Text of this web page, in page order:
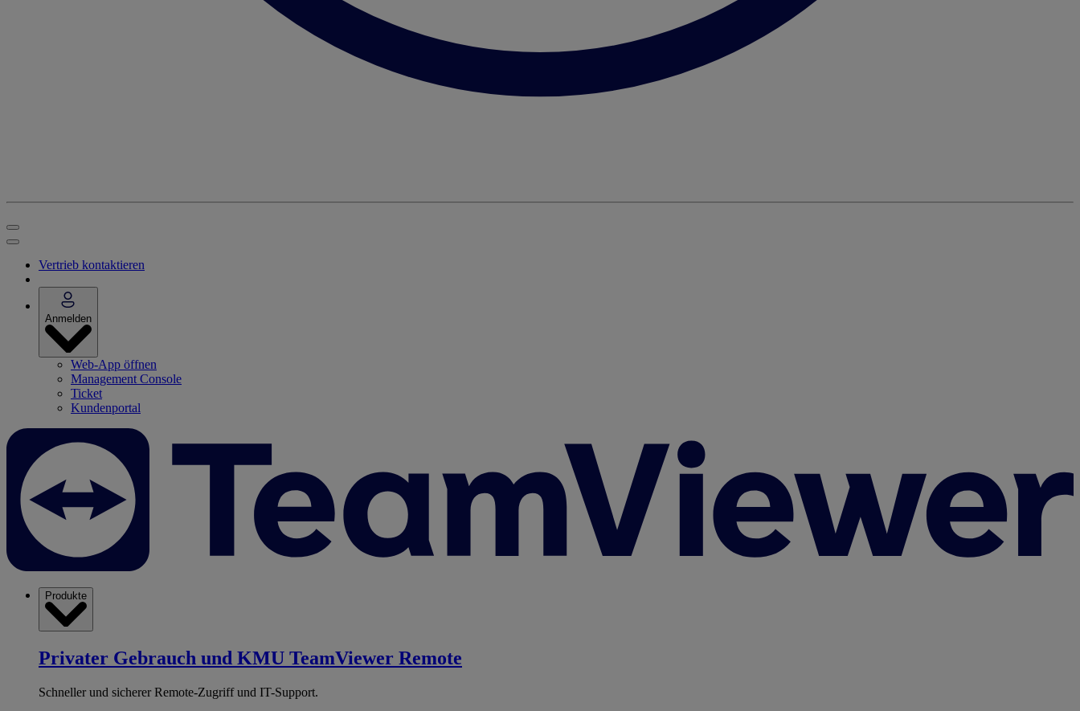
Vertrieb kontaktieren
Anmelden
Web-App öffnen
Management Console
Ticket
Kundenportal
Produkte
Privater Gebrauch und KMU TeamViewer Remote
Schneller und sicherer Remote-Zugriff und IT-Support.